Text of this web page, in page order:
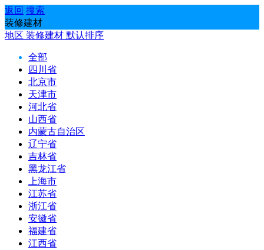
返回 搜索
装修建材
地区 装修建材 默认排序
全部
四川省
北京市
天津市
河北省
山西省
内蒙古自治区
辽宁省
吉林省
黑龙江省
上海市
江苏省
浙江省
安徽省
福建省
江西省